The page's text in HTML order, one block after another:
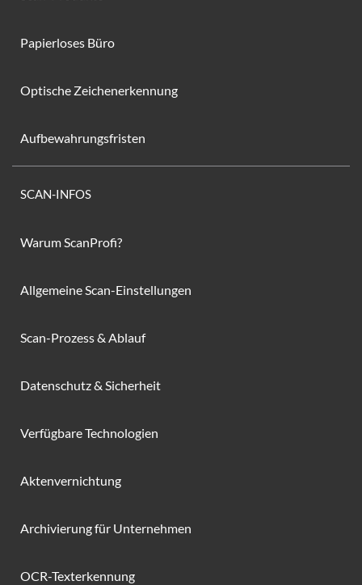
Papierloses Büro
Optische Zeichenerkennung
Aufbewahrungsfristen
SCAN-INFOS
Warum ScanProfi?
Allgemeine Scan-Einstellungen
Scan-Prozess & Ablauf
Datenschutz & Sicherheit
Verfügbare Technologien
Aktenvernichtung
Archivierung für Unternehmen
OCR-Texterkennung